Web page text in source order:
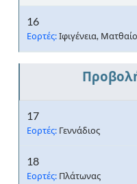
16
Εορτές:Ιφιγένεια,
17
Εορτές: Γεννάδιος
18
Εορτές: Πλάτωνας